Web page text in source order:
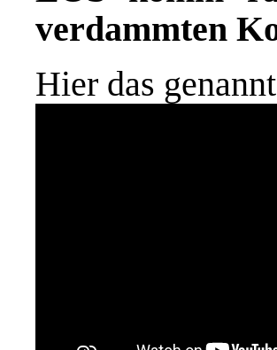
verdammten
Hier das